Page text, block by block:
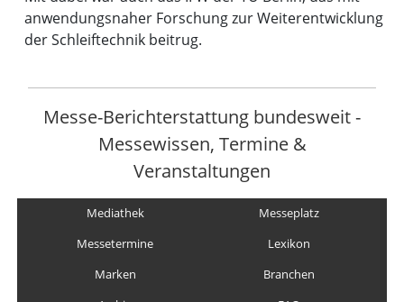
anwendungsnaher Forschung zur Weiterentwicklung
der Schleiftechnik beitrug.
Messe-Berichterstattung bundesweit -
Messewissen, Termine &
Veranstaltungen
Mediathek
Messeplatz
Messetermine
Lexikon
Marken
Branchen